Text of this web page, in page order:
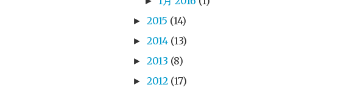
► 2015 (14)
► 2014 (13)
► 2013 (8)
► 2012 (17)